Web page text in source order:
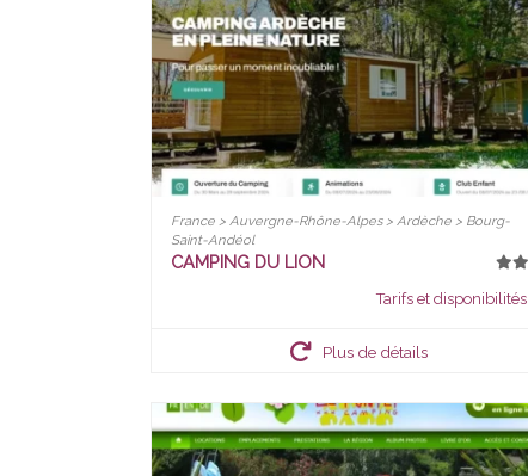
France > Auvergne-Rhône-Alpes > Ardèche > Bourg-
Saint-Andéol
CAMPING DU LION
Tarifs et disponibilités
Plus de détails